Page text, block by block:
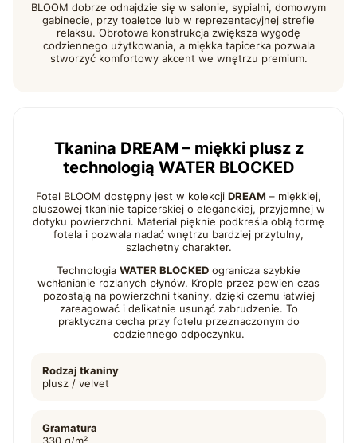
BLOOM dobrze odnajdzie się w salonie, sypialni, domowym
gabinecie, przy toaletce lub w reprezentacyjnej strefie
relaksu. Obrotowa konstrukcja zwiększa wygodę
codziennego użytkowania, a miękka tapicerka pozwala
stworzyć komfortowy akcent we wnętrzu premium.
Tkanina DREAM – miękki plusz z
technologią WATER BLOCKED
Fotel BLOOM dostępny jest w kolekcji DREAM – miękkiej,
pluszowej tkaninie tapicerskiej o eleganckiej, przyjemnej w
dotyku powierzchni. Materiał pięknie podkreśla obłą formę
fotela i pozwala nadać wnętrzu bardziej przytulny,
szlachetny charakter.
Technologia WATER BLOCKED ogranicza szybkie
wchłanianie rozlanych płynów. Krople przez pewien czas
pozostają na powierzchni tkaniny, dzięki czemu łatwiej
zareagować i delikatnie usunąć zabrudzenie. To
praktyczna cecha przy fotelu przeznaczonym do
codziennego odpoczynku.
Rodzaj tkaniny
plusz / velvet
Gramatura
330 g/m²